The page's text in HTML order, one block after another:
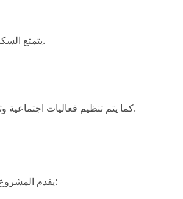
يتمتع السكان في وصل غيت بأسلوب حياة متكامل يجمع بين الراحة، النشاط، والترفيه.
كما يتم تنظيم فعاليات اجتماعية وثقافية بشكل دوري لتعزيز التفاعل بين السكان وخلق بيئة مجتمعية متكاملة.
يقدم المشروع مجموعة متنوعة من العقارات التي تناسب مختلف الاحتياجات والميزانيات: